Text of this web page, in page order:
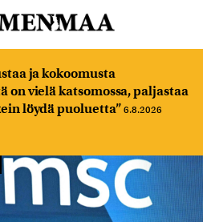
ja kokoomusta
on vielä katsomossa, paljastaa
löydä puoluetta” 6.8.2026